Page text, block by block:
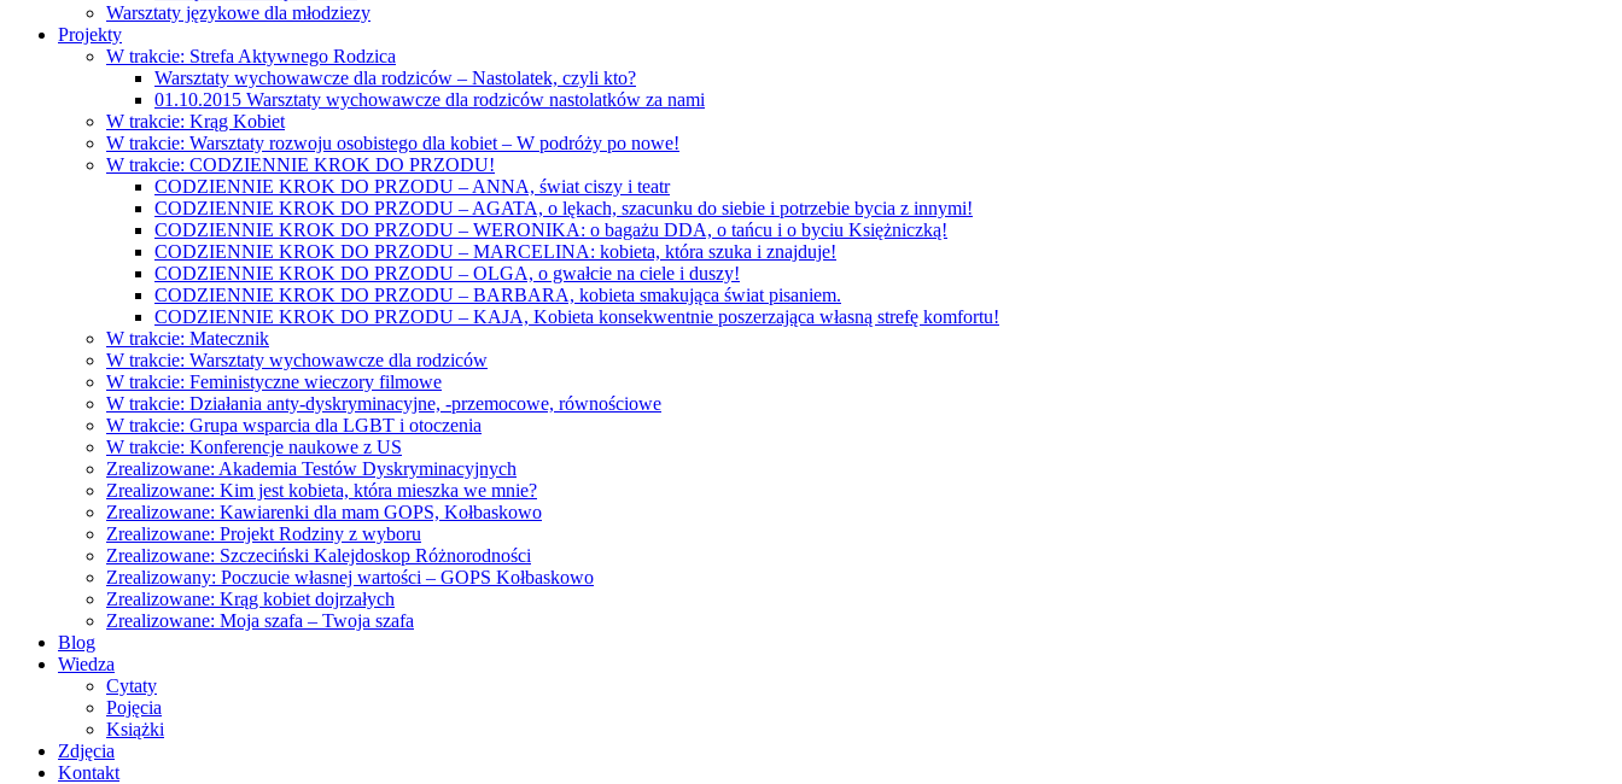
Warsztaty językowe dla młodziezy
Projekty
W trakcie: Strefa Aktywnego Rodzica
Warsztaty wychowawcze dla rodziców – Nastolatek, czyli kto?
01.10.2015 Warsztaty wychowawcze dla rodziców nastolatków za nami
W trakcie: Krąg Kobiet
W trakcie: Warsztaty rozwoju osobistego dla kobiet – W podróży po nowe!
W trakcie: CODZIENNIE KROK DO PRZODU!
CODZIENNIE KROK DO PRZODU – ANNA, świat ciszy i teatr
CODZIENNIE KROK DO PRZODU – AGATA, o lękach, szacunku do siebie i potrzebie bycia z innymi!
CODZIENNIE KROK DO PRZODU – WERONIKA: o bagażu DDA, o tańcu i o byciu Księżniczką!
CODZIENNIE KROK DO PRZODU – MARCELINA: kobieta, która szuka i znajduje!
CODZIENNIE KROK DO PRZODU – OLGA, o gwałcie na ciele i duszy!
CODZIENNIE KROK DO PRZODU – BARBARA, kobieta smakująca świat pisaniem.
CODZIENNIE KROK DO PRZODU – KAJA, Kobieta konsekwentnie poszerzająca własną strefę komfortu!
W trakcie: Matecznik
W trakcie: Warsztaty wychowawcze dla rodziców
W trakcie: Feministyczne wieczory filmowe
W trakcie: Działania anty-dyskryminacyjne, -przemocowe, równościowe
W trakcie: Grupa wsparcia dla LGBT i otoczenia
W trakcie: Konferencje naukowe z US
Zrealizowane: Akademia Testów Dyskryminacyjnych
Zrealizowane: Kim jest kobieta, która mieszka we mnie?
Zrealizowane: Kawiarenki dla mam GOPS, Kołbaskowo
Zrealizowane: Projekt Rodziny z wyboru
Zrealizowane: Szczeciński Kalejdoskop Różnorodności
Zrealizowany: Poczucie własnej wartości – GOPS Kołbaskowo
Zrealizowane: Krąg kobiet dojrzałych
Zrealizowane: Moja szafa – Twoja szafa
Blog
Wiedza
Cytaty
Pojęcia
Książki
Zdjęcia
Kontakt